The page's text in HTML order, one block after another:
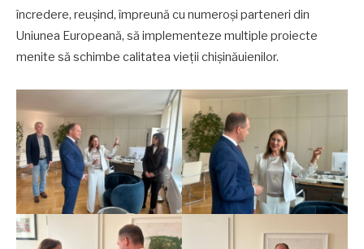
încredere, reușind, împreună cu numeroși parteneri din
Uniunea Europeană, să implementeze multiple proiecte
menite să schimbe calitatea vieții chișinăuienilor.